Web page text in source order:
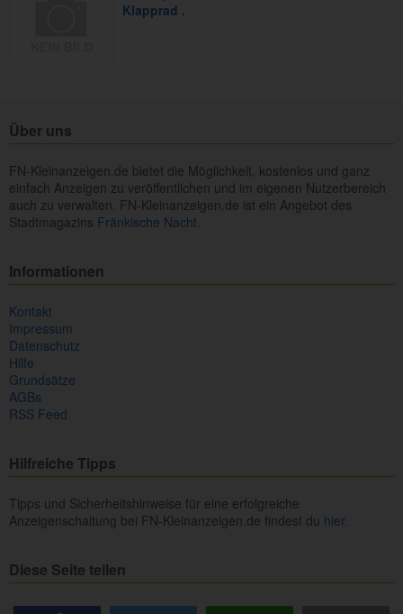
Klapprad .
Über uns
FN-Kleinanzeigen.de bietet die Möglichkeit, kostenlos und ganz
einfach Anzeigen zu veröffentlichen und im eigenen Nutzerbereich
auch zu verwalten. FN-Kleinanzeigen.de ist ein Angebot des
Stadtmagazins Fränkische Nacht.
Informationen
Kontakt
Impressum
Datenschutz
Hilfe
Grundsätze
AGBs
RSS Feed
Hilfreiche Tipps
Tipps und Sicherheitshinweise für eine erfolgreiche
Anzeigenschaltung bei FN-Kleinanzeigen.de findest du hier.
Diese Seite teilen